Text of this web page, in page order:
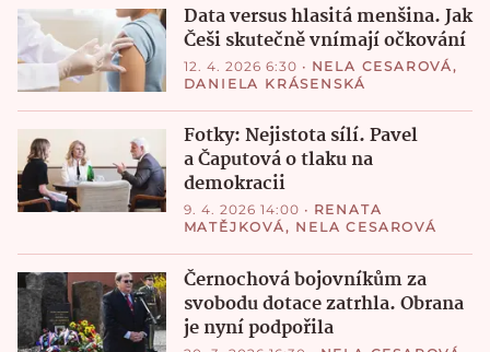
Data versus hlasitá menšina. Jak
Češi skutečně vnímají očkování
12. 4. 2026 6:30 • NELA CESAROVÁ ,
DANIELA KRÁSENSKÁ
Fotky: Nejistota sílí. Pavel
a Čaputová o tlaku na
demokracii
9. 4. 2026 14:00 • RENATA
MATĚJKOVÁ, NELA CESAROVÁ
Černochová bojovníkům za
svobodu dotace zatrhla. Obrana
je nyní podpořila